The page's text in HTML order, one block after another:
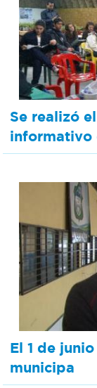
Se realizó
informativo
El 1 de
municipa